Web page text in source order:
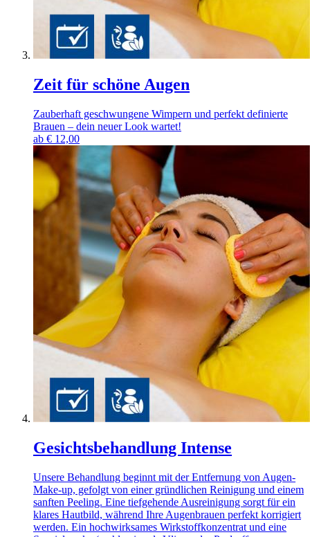
Zeit für schöne Augen
Zauberhaft geschwungene Wimpern und perfekt definierte
Brauen – dein neuer Look wartet!
ab € 12,00
Gesichtsbehandlung Intense
Unsere Behandlung beginnt mit der Entfernung von Augen-
Make-up, gefolgt von einer gründlichen Reinigung und einem
sanften Peeling. Eine tiefgehende Ausreinigung sorgt für ein
klares Hautbild, während Ihre Augenbrauen perfekt korrigiert
werden. Ein hochwirksames Wirkstoffkonzentrat und eine